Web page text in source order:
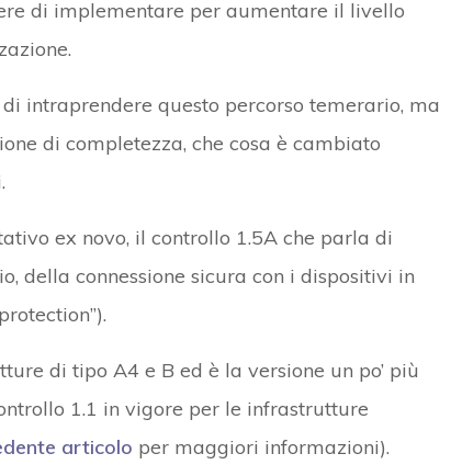
di implementare per aumentare il livello
intraprendere questo percorso temerario, ma
di completezza, che cosa è cambiato
ex novo, il controllo 1.5A che parla di
della connessione sicura con i dispositivi in
di tipo A4 e B ed è la versione un po’ più
1.1 in vigore per le infrastrutture
articolo per maggiori informazioni).